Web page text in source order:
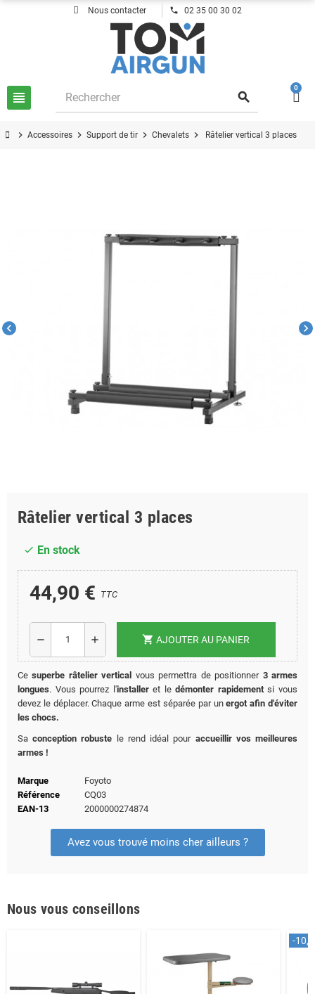
Nous contacter phone 02 35 00 30 02
view_headline search
0
chevron_right Accessoires chevron_right Support de tir chevron_right Chevalets chevron_right Râtelier vertical 3 places
chevron_left chevron_right
Râtelier vertical 3 places
check En stock
44,90 € TTC
remove add shopping_cart AJOUTER AU PANIER
Cesuperbe râtelier vertical vous permettra de positionner 3armes
longues. Vous pourrez l'installeret ledémonter rapidementsi vous
devez le déplacer. Chaque arme est séparée par unergot afin d'éviter
les chocs.
Sa conception robuste le rend idéal pouraccueillir vos meilleures
armes !
Marque
Foyoto
Référence
CQ03
EAN-13
2000000274874
Avez vous trouvé moins cher ailleurs ?
Nous vous conseillons
-